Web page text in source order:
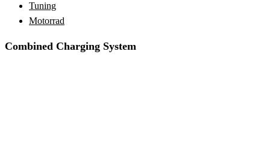
Tuning
Motorrad
Combined Charging System